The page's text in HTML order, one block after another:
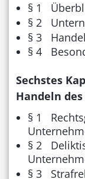
§ 1
§ 2
§ 3
§ 4
Sechstes
Handeln
§ 1
§ 2
§ 3